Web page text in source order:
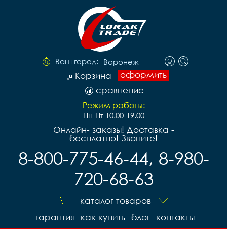
Ваш город: Воронеж
оформить
Корзина
сравнение
Режим работы:
Пн-Пт 10.00-19.00
Онлайн- заказы! Доставка -
бесплатно! Звоните!
8-800-775-46-44, 8-980-
720-68-63
каталог товаров
контакты
блог
как купить
гарантия